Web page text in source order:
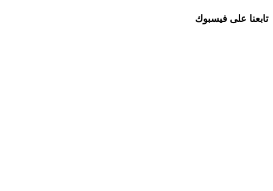
تابعنا على فيسبوك